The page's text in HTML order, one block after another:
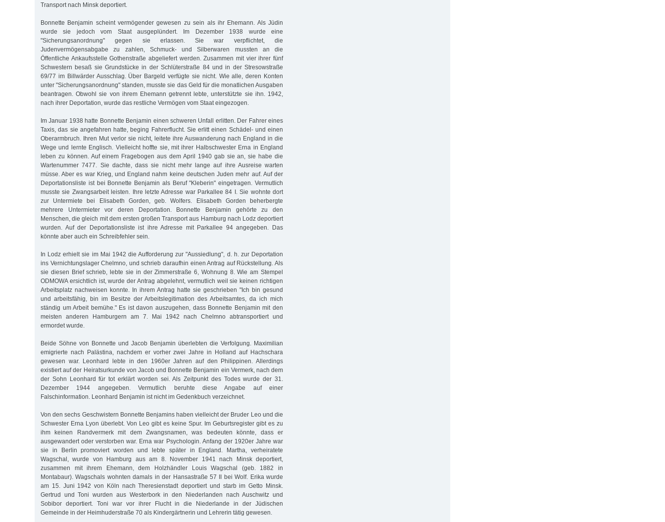
Transport nach Minsk deportiert.
Bonnette Benjamin scheint vermögender gewesen zu sein als ihr Ehemann. Als Jüdin
wurde sie jedoch vom Staat ausgeplündert. Im Dezember 1938 wurde eine
"Sicherungsanordnung" gegen sie erlassen. Sie war verpflichtet, die
Judenvermögensabgabe zu zahlen, Schmuck- und Silberwaren mussten an die
Öffentliche Ankaufsstelle Gothenstraße abgeliefert werden. Zusammen mit vier ihrer fünf
Schwestern besaß sie Grundstücke in der Schlüterstraße 84 und in der Stresowstraße
69/77 im Billwärder Ausschlag. Über Bargeld verfügte sie nicht. Wie alle, deren Konten
unter "Sicherungsanordnung" standen, musste sie das Geld für die monatlichen Ausgaben
beantragen. Obwohl sie von ihrem Ehemann getrennt lebte, unterstützte sie ihn. 1942,
nach ihrer Deportation, wurde das restliche Vermögen vom Staat eingezogen.
Im Januar 1938 hatte Bonnette Benjamin einen schweren Unfall erlitten. Der Fahrer eines
Taxis, das sie angefahren hatte, beging Fahrerflucht. Sie erlitt einen Schädel- und einen
Oberarmbruch. Ihren Mut verlor sie nicht, leitete ihre Auswanderung nach England in die
Wege und lernte Englisch. Vielleicht hoffte sie, mit ihrer Halbschwester Erna in England
leben zu können. Auf einem Fragebogen aus dem April 1940 gab sie an, sie habe die
Wartenummer 7477. Sie dachte, dass sie nicht mehr lange auf ihre Ausreise warten
müsse. Aber es war Krieg, und England nahm keine deutschen Juden mehr auf. Auf der
Deportationsliste ist bei Bonnette Benjamin als Beruf "Kleberin" eingetragen. Vermutlich
musste sie Zwangsarbeit leisten. Ihre letzte Adresse war Parkallee 84 I. Sie wohnte dort
zur Untermiete bei Elisabeth Gorden, geb. Wolfers. Elisabeth Gorden beherbergte
mehrere Untermieter vor deren Deportation. Bonnette Benjamin gehörte zu den
Menschen, die gleich mit dem ersten großen Transport aus Hamburg nach Lodz deportiert
wurden. Auf der Deportationsliste ist ihre Adresse mit Parkallee 94 angegeben. Das
könnte aber auch ein Schreibfehler sein.
In Lodz erhielt sie im Mai 1942 die Aufforderung zur "Aussiedlung", d. h. zur Deportation
ins Vernichtungslager Chelmno, und schrieb daraufhin einen Antrag auf Rückstellung. Als
sie diesen Brief schrieb, lebte sie in der Zimmerstraße 6, Wohnung 8. Wie am Stempel
ODMOWA ersichtlich ist, wurde der Antrag abgelehnt, vermutlich weil sie keinen richtigen
Arbeitsplatz nachweisen konnte. In ihrem Antrag hatte sie geschrieben "Ich bin gesund
und arbeitsfähig, bin im Besitze der Arbeitslegitimation des Arbeitsamtes, da ich mich
ständig um Arbeit bemühe." Es ist davon auszugehen, dass Bonnette Benjamin mit den
meisten anderen Hamburgern am 7. Mai 1942 nach Chelmno abtransportiert und
ermordet wurde.
Beide Söhne von Bonnette und Jacob Benjamin überlebten die Verfolgung. Maximilian
emigrierte nach Palästina, nachdem er vorher zwei Jahre in Holland auf Hachschara
gewesen war. Leonhard lebte in den 1960er Jahren auf den Philippinen. Allerdings
existiert auf der Heiratsurkunde von Jacob und Bonnette Benjamin ein Vermerk, nach dem
der Sohn Leonhard für tot erklärt worden sei. Als Zeitpunkt des Todes wurde der 31.
Dezember 1944 angegeben. Vermutlich beruhte diese Angabe auf einer
Falschinformation. Leonhard Benjamin ist nicht im Gedenkbuch verzeichnet.
Von den sechs Geschwistern Bonnette Benjamins haben vielleicht der Bruder Leo und die
Schwester Erna Lyon überlebt. Von Leo gibt es keine Spur. Im Geburtsregister gibt es zu
ihm keinen Randvermerk mit dem Zwangsnamen, was bedeuten könnte, dass er
ausgewandert oder verstorben war. Erna war Psychologin. Anfang der 1920er Jahre war
sie in Berlin promoviert worden und lebte später in England. Martha, verheiratete
Wagschal, wurde von Hamburg aus am 8. November 1941 nach Minsk deportiert,
zusammen mit ihrem Ehemann, dem Holzhändler Louis Wagschal (geb. 1882 in
Montabaur). Wagschals wohnten damals in der Hansastraße 57 II bei Wolf. Erika wurde
am 15. Juni 1942 von Köln nach Theresienstadt deportiert und starb im Getto Minsk.
Gertrud und Toni wurden aus Westerbork in den Niederlanden nach Auschwitz und
Sobibor deportiert. Toni war vor ihrer Flucht in die Niederlande in der Jüdischen
Gemeinde in der Heimhuderstraße 70 als Kindergärtnerin und Lehrerin tätig gewesen.